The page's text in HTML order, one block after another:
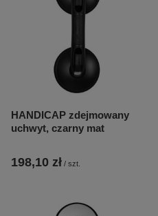
HANDICAP zdejmowany
uchwyt, czarny mat
198,10 zł / szt.